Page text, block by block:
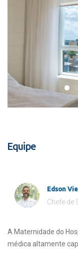
Equipe
Edson
Chefe de
A Maternidade do
médica altamente